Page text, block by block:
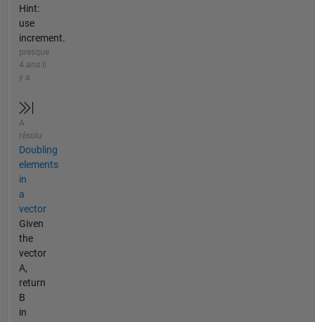
Hint:
use
increment.
presque
4 ans il
y a
A
résolu
Doubling
elements
in
a
vector
Given
the
vector
A,
return
B
in